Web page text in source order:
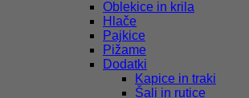
Oblekice in krila
Hlače
Pajkice
Pižame
Dodatki
Kapice in traki
Šali in rutice